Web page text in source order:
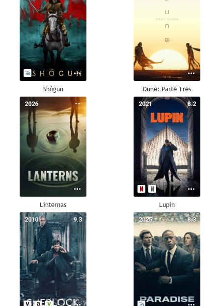
Shôgun Dune: Parte Tres
--
2026
Linternas
8.2
2021
Lupin
9.3
2010 8.3
2025